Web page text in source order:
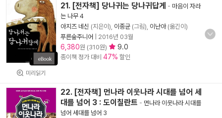
미리읽기
21. [전자책] 당나귀는 당나귀답게 - 마음이 자라
는 나무 4
아지즈 네신 (지은이), 이종균 (그림), 이난아(옮긴이)
푸른숲주니어
2016년 03월
6,380원 (310원) 9.0
종이책 정가 대비 47% 할인
22. [전자책] 먼나라 이웃나라 시대를 넘어 세
대를 넘어 3 : 도이칠란트 - 먼나라 이웃나라 시대를
넘어 세대를 넘어 3